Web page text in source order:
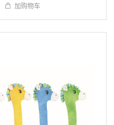
加购物车